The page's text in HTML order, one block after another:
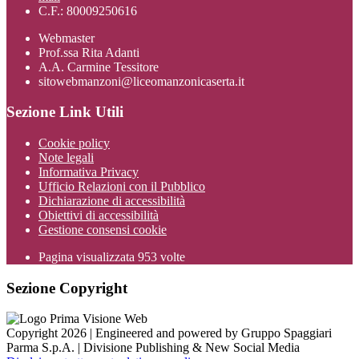
C.F.: 80009250616
Webmaster
Prof.ssa Rita Adanti
A.A. Carmine Tessitore
sitowebmanzoni@liceomanzonicaserta.it
Sezione Link Utili
Cookie policy
Note legali
Informativa Privacy
Ufficio Relazioni con il Pubblico
Dichiarazione di accessibilità
Obiettivi di accessibilità
Gestione consensi cookie
Pagina visualizzata 953 volte
Sezione Copyright
Copyright 2026 | Engineered and powered by Gruppo Spaggiari
Parma S.p.A. | Divisione Publishing & New Social Media